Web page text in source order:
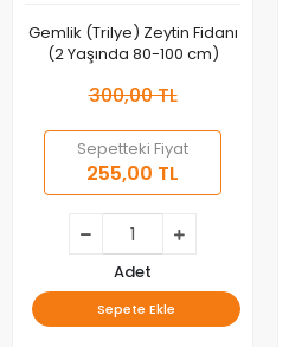
Gemlik (Trilye) Zeytin Fidanı
(2 Yaşında 80-100 cm)
300,00 TL
Sepetteki Fiyat
255,00 TL
Adet
Sepete Ekle